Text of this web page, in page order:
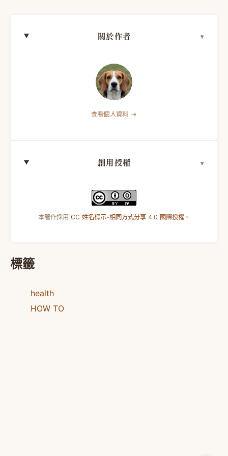
關於作者
查看個人資料 →
創用授權
本著作採用 CC 姓名標示-相同方式分享 4.0 國際授權。
標籤
health
HOW TO